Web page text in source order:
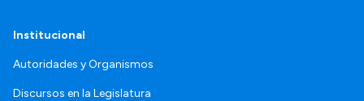
Institucional
Autoridades y Organismos
Discursos en la Legislatura